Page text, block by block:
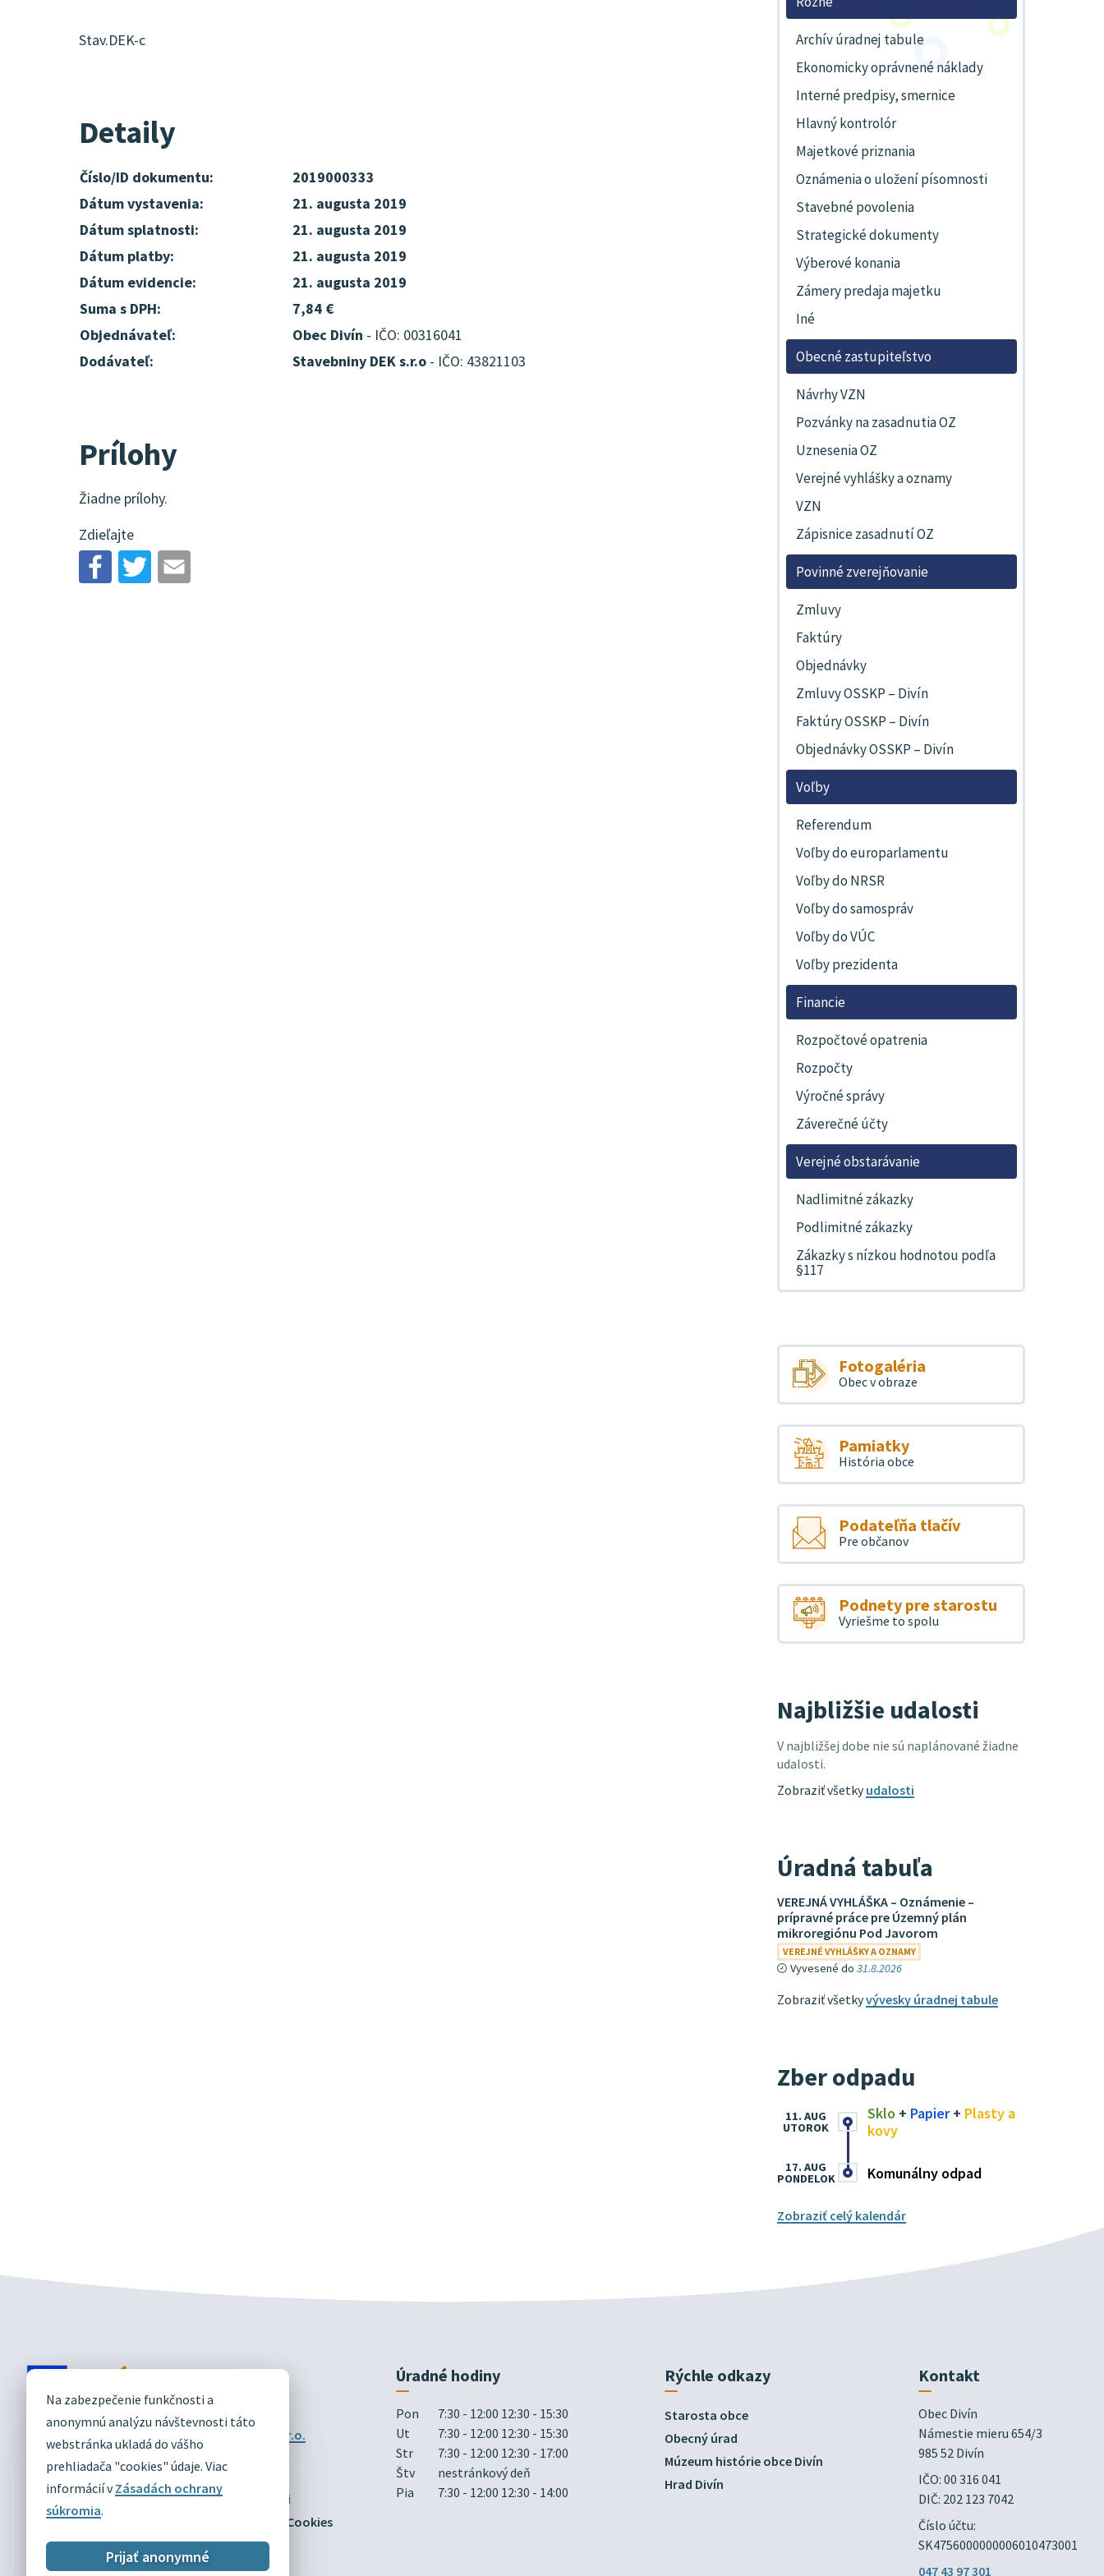
Na zabezpečenie funkčnosti a
anonymnú analýzu návštevnosti táto
webstránka ukladá do vášho
prehliadača "cookies" údaje. Viac
informácií vZásadách ochrany
súkromia.
Prijať anonymné
Stav.DEK-c
Detaily
Číslo/ID dokumentu:
2019000333
Dátum vystavenia:
21. augusta 2019
Dátum splatnosti:
21. augusta 2019
Dátum platby:
21. augusta 2019
Dátum evidencie:
21. augusta 2019
Suma s DPH:
7,84 €
Objednávateľ:
Obec Divín - IČO: 00316041
Dodávateľ:
Stavebniny DEK s.r.o - IČO: 43821103
Prílohy
Žiadne prílohy.
Zdieľajte
Archív úradnej tabule
Ekonomicky oprávnené náklady
Interné predpisy, smernice
Hlavný kontrolór
Majetkové priznania
Oznámenia o uložení písomnosti
Stavebné povolenia
Strategické dokumenty
Výberové konania
Zámery predaja majetku
Iné
Obecné zastupiteľstvo
Návrhy VZN
Pozvánky na zasadnutia OZ
Uznesenia OZ
Verejné vyhlášky a oznamy
VZN
Zápisnice zasadnutí OZ
Povinné zverejňovanie
Zmluvy
Faktúry
Objednávky
Zmluvy OSSKP – Divín
Faktúry OSSKP – Divín
Objednávky OSSKP – Divín
Voľby
Referendum
Voľby do europarlamentu
Voľby do NRSR
Voľby do samospráv
Voľby do VÚC
Voľby prezidenta
Financie
Rozpočtové opatrenia
Rozpočty
Výročné správy
Záverečné účty
Verejné obstarávanie
Nadlimitné zákazky
Podlimitné zákazky
Zákazky s nízkou hodnotou podľa
§117
Fotogaléria
Obec v obraze
Pamiatky
História obce
Podateľňa tlačív
Pre občanov
Podnety pre starostu
Vyriešme to spolu
Najbližšie udalosti
V najbližšej dobe nie sú naplánované žiadne
udalosti.
Zobraziť všetkyudalosti
Úradná tabuľa
VEREJNÁ VYHLÁŠKA – Oznámenie –
prípravné práce pre Územný plán
mikroregiónu Pod Javorom
VEREJNÉ VYHLÁŠKY A OZNAMY
Vyvesené do 31.8.2026
Zobraziť všetkyvývesky úradnej tabule
Zber odpadu
Sklo + Papier+ Plasty a
kovy
11. AUG
UTOROK
Komunálny odpad
17. AUG
PONDELOK
Zobraziť celý kalendár
DIVÍN
OFICIÁLNE STRÁNKY
Technický prevádzkovateľ:
Alphabet partner s.r.o.
Správca obsahu:Obec Divín
Posledná aktualizácia:03.08.2026
Mapa
Vyhlásenie o prístupnosti
Zásady ochrany osobných údajov
Nastaviť Cookies
Úradné hodiny
Pon
7:30 - 12:00 12:30 - 15:30
Ut
7:30 - 12:00 12:30 - 15:30
Str
7:30 - 12:00 12:30 - 17:00
Štv
nestránkový deň
Pia
7:30 - 12:00 12:30 - 14:00
Rýchle odkazy
Starosta obce
Obecný úrad
Múzeum histórie obce Divín
Hrad Divín
Kontakt
Obec Divín
Námestie mieru 654/3
985 52 Divín
IČO: 00 316 041
DIČ: 202 123 7042
Číslo účtu:
SK4756000000006010473001
047 43 97 301